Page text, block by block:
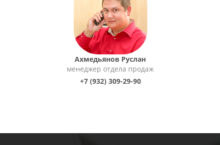
Ахмедьянов Руслан
менеджер отдела продаж
+7 (932) 309-29-90